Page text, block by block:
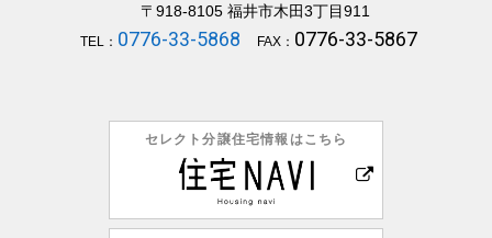
〒918-8105福井市木田3丁目911
TEL： 0776-33-5868 FAX： 0776-33-5867
セレクト分譲住宅情報はこちら